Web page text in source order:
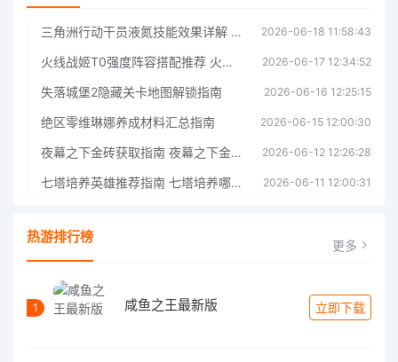
三角洲行动干员液氮技能效果详解 三角洲行动干员液氮技能介绍 2026-06-18 11:58:43
火线战姬T0强度阵容搭配推荐 火线战姬T0强度阵容哪个好 2026-06-17 12:34:52
失落城堡2隐藏关卡地图解锁指南 2026-06-16 12:25:15
绝区零维琳娜养成材料汇总指南 2026-06-15 12:00:30
夜幕之下金砖获取指南 夜幕之下金砖获取方法 2026-06-12 12:26:28
七塔培养英雄推荐指南 七塔培养哪个英雄好 2026-06-11 12:00:31
热游排行榜 更多
1 咸鱼之王最新版 立即下载